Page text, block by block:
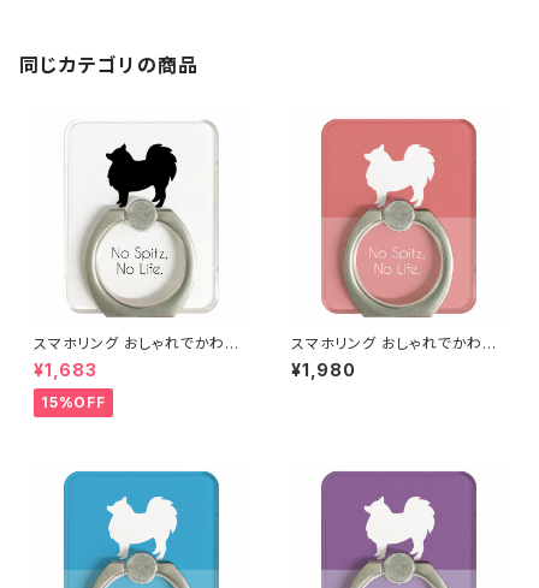
同じカテゴリの商品
スマホリング おしゃれでかわい
い日本スピッツ（白地に黒犬）
¥1,683
15%OFF
スマホリング おしゃれでかわい
い日本スピッツ（ピンク・濃淡２
色）
¥1,980